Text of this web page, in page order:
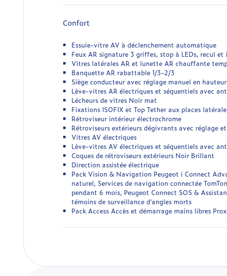
Confort
Essuie-vitre AV à déclenchement automatique
Feux AR signature 3 griffes, stop à LEDs, recul
Vitres latérales AR et lunette AR chauffante
Banquette AR rabattable 1/3-2/3
Siège conducteur avec réglage manuel en hauteur
Lève-vitres AR électriques et séquentiels avec
Lécheurs de vitres Noir mat
Fixations ISOFIX et Top Tether aux places
Rétroviseur intérieur électrochrome
Rétroviseurs extérieurs dégivrants avec réglage
Vitres AV électriques
Lève-vitres AV électriques et séquentiels avec
Coques de rétroviseurs extérieurs Noir Brillant
Direction assistée électrique
Pack Vision & Navigation Peugeot i Connect
naturel, Services de navigation connectée
pendant 6 mois, Peugeot Connect SOS &
témoins de surveillance d'angles morts
Pack Access Accès et démarrage mains libres